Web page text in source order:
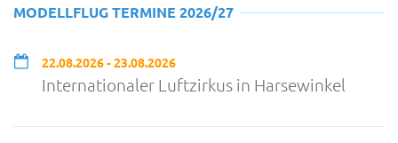
MODELLFLUG TERMINE 2026/27
22.08.2026 - 23.08.2026
Internationaler Luftzirkus in Harsewinkel